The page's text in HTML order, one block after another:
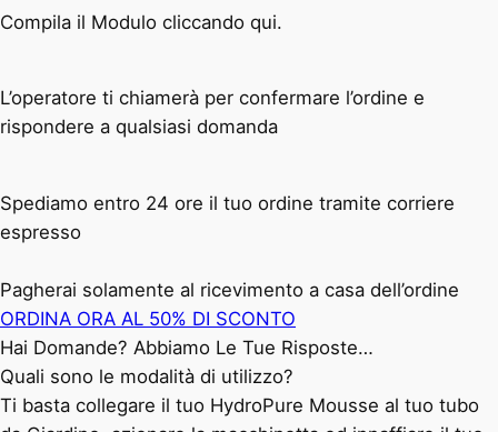
Compila il Modulo cliccando qui.
L’operatore ti chiamerà per confermare l’ordine e
rispondere a qualsiasi domanda
Spediamo entro 24 ore il tuo ordine tramite corriere
espresso
Pagherai solamente al ricevimento a casa dell’ordine
ORDINA ORA AL 50% DI SCONTO
Hai Domande? Abbiamo Le Tue Risposte…
Quali sono le modalità di utilizzo?
Ti basta collegare il tuo HydroPure Mousse al tuo tubo